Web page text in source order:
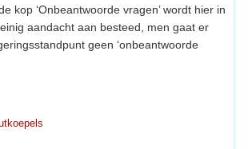
kop ‘Onbeantwoorde vragen’ wordt hier in
aandacht aan besteed, men gaat er
geen ‘onbeantwoorde